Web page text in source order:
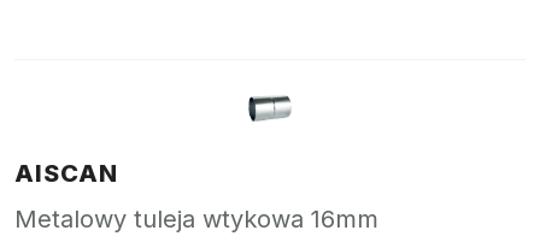
AISCAN
Metalowy tuleja wtykowa 16mm